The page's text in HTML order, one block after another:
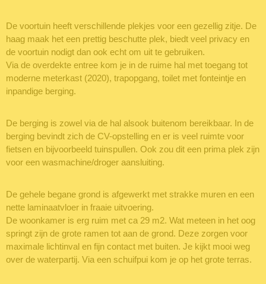
De voortuin heeft verschillende plekjes voor een gezellig zitje. De
haag maak het een prettig beschutte plek, biedt veel privacy en
de voortuin nodigt dan ook echt om uit te gebruiken.
Via de overdekte entree kom je in de ruime hal met toegang tot
moderne meterkast (2020), trapopgang, toilet met fonteintje en
inpandige berging.
De berging is zowel via de hal alsook buitenom bereikbaar. In de
berging bevindt zich de CV-opstelling en er is veel ruimte voor
fietsen en bijvoorbeeld tuinspullen. Ook zou dit een prima plek zijn
voor een wasmachine/droger aansluiting.
De gehele begane grond is afgewerkt met strakke muren en een
nette laminaatvloer in fraaie uitvoering.
De woonkamer is erg ruim met ca 29 m2. Wat meteen in het oog
springt zijn de grote ramen tot aan de grond. Deze zorgen voor
maximale lichtinval en fijn contact met buiten. Je kijkt mooi weg
over de waterpartij. Via een schuifpui kom je op het grote terras.